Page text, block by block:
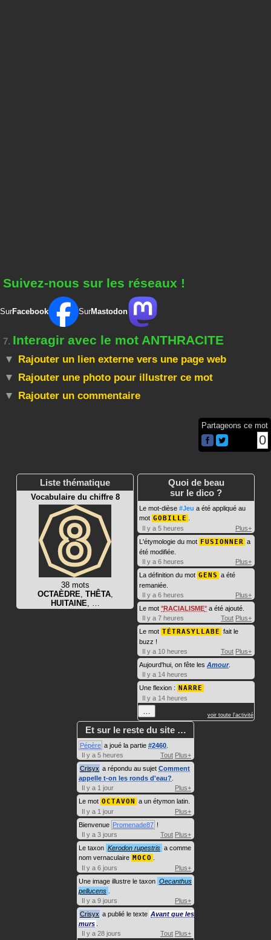
Suivez-nous sur les réseaux !
SurFacebook SurMastodon
7. Interagir avec le mot ANTHRACITE
Rajouter un lien externe vers une page web
Rajouter une photo pour illustrer ce mot
Rajouter un commentaire
Partageons ce mot
0
Liste thématique
Vocabulaire du chiffre 8
38 mots
OCTAÈDRE THÊTA,
HUITAINE
Quoi de beau
sur le dico ?
Le mot-dièse #Jeu a été appliqué au
mot GOBILLE
Il y a 5 heures
Plus+
L'étymologie du mot FUSIONNER a
été modifiée.
Il y a 6 heures
Plus+
La définition du mot GENS a été
remaniée.
Il y a 6 heures
Plus+
Le mot RACIALISME a été ajouté.
Il y a 7 heures
Tout Plus+
Le mot TÉTRASYLLABE fait le
buzz !
Il y a 10 heures
Tout Plus+
Aujourd'hui, on fête les Amour.
Il y a 14 heures
Une flexion : NARRE
Il y a 14 heures
voir toute l'activité
Et sur le reste du site …
Pépère a joué la partie #2460
Il y a 5 heures
Tout Plus+
Crisyx a répondu au sujet Comment
appelle t-on les ronds d'eau?
Il y a 1 jour
Plus+
Le mot OCTAVON a un étymon latin.
Il y a 1 jour
Plus+
Bienvenue Promenade87 !
Il y a 3 jours
Tout Plus+
Le taxon Kerodon rupestris a comme
nom vernaculaire MOCO
Il y a 6 jours
Plus+
Une image illustre le taxon Oecanthus
pellucens
Il y a 9 jours
Plus+
Crisyx a publié le texte Avant que les
murs
Il y a 28 jours
Tout Plus+